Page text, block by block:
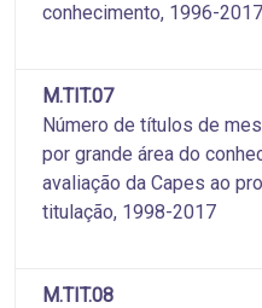
conhecimento, 1996-2017
M.TIT.07
Número de títulos de
por grande área do
avaliação da Capes ao
titulação, 1998-2017
M.TIT.08